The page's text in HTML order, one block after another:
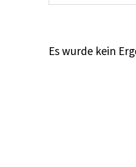
Es wurde kein